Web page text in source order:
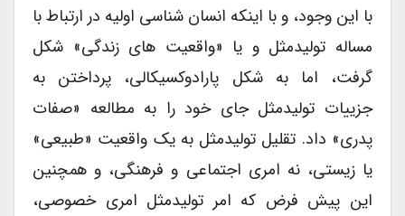
با این وجود، و با اینکه انسان شناسی اولیه در ارتباط با
مساله تولیدمثل و یا «واقعیت های زندگی» شکل
گرفت، اما به شکل پارادوکسیکالی، پرداختن به
جزییات تولیدمثل جای خود را به مطالعه «صفات
پدری» داد. تقلیل تولیدمثل به یک واقعیت «طبیعی»
یا زیستی، نه امری اجتماعی و فرهنگی، و همچنین
این پیش فرض که امر تولیدمثل امری خصوصی،